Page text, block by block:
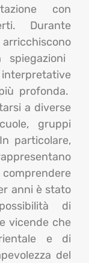
con
Durante
arricchiscono
spiegazioni
profonda.
a diverse
gruppi
particolare,
comprendere
anni è stato
di
vicende che
e di
del